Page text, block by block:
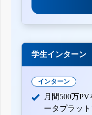
学生インターン
インターン
月間500万
ータプラッ